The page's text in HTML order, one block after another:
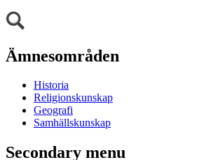
Ämnesområden
Historia
Religionskunskap
Geografi
Samhällskunskap
Secondary menu